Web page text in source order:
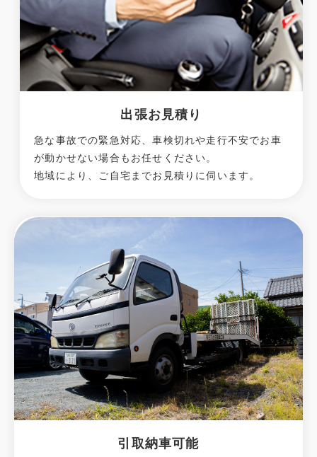
出張お見積り
急な事故での緊急対応、車検切れや走行不安でお車
が動かせない場合もお任せください。
地域により、ご自宅までお見積りに伺います。
引取納車可能